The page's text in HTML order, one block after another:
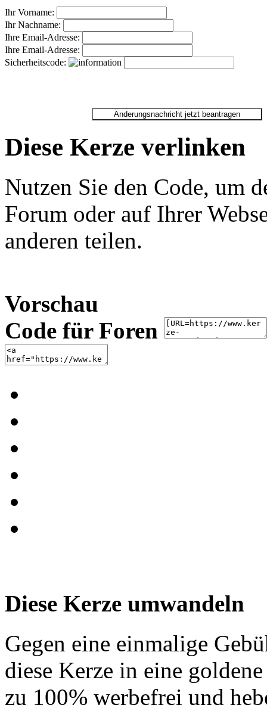
Ihr Vorname:
Ihr Nachname:
Ihre Email-Adresse:
Ihre Email-Adresse:
Sicherheitscode:
Diese Kerze verlinken
Nutzen Sie den Code, um
Forum oder auf Ihrer
anderen teilen.
Vorschau
Code für Foren
Diese Kerze umwandeln
Gegen eine einmalige
diese Kerze in eine
zu 100% werbefrei und